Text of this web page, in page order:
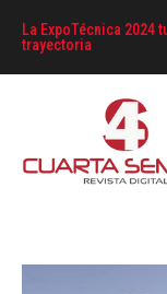
La ExpoTécnica 2024
trayectoria